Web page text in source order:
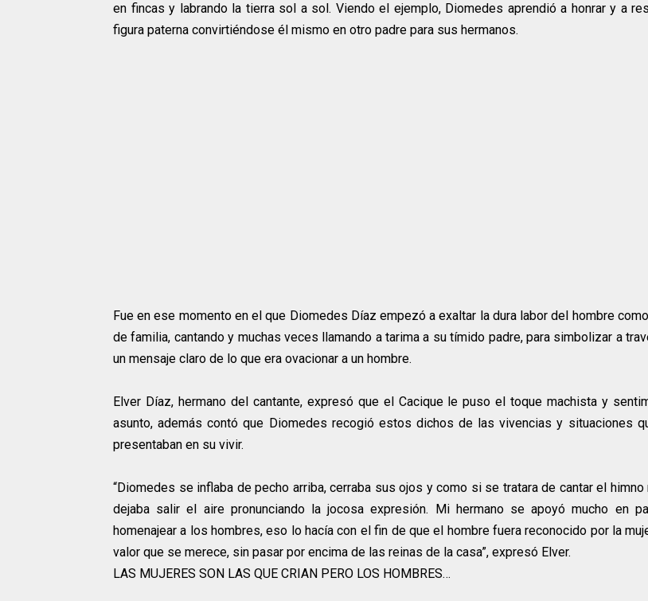
en fincas y labrando la tierra sol a sol. Viendo el ejemplo, Diomedes aprendió a honrar y a
figura paterna convirtiéndose él mismo en otro padre para sus hermanos.
Fue en ese momento en el que Diomedes Díaz empezó a exaltar la dura labor del hombre
de familia, cantando y muchas veces llamando a tarima a su tímido padre, para simbolizar a
un mensaje claro de lo que era ovacionar a un hombre.
Elver Díaz, hermano del cantante, expresó que el Cacique le puso el toque machista y
asunto, además contó que Diomedes recogió estos dichos de las vivencias y situaciones
presentaban en su vivir.
“Diomedes se inflaba de pecho arriba, cerraba sus ojos y como si se tratara de cantar el himno
dejaba salir el aire pronunciando la jocosa expresión. Mi hermano se apoyó mucho en
homenajear a los hombres, eso lo hacía con el fin de que el hombre fuera reconocido por la
valor que se merece, sin pasar por encima de las reinas de la casa”, expresó Elver.
LAS MUJERES SON LAS QUE CRIAN PERO LOS HOMBRES…